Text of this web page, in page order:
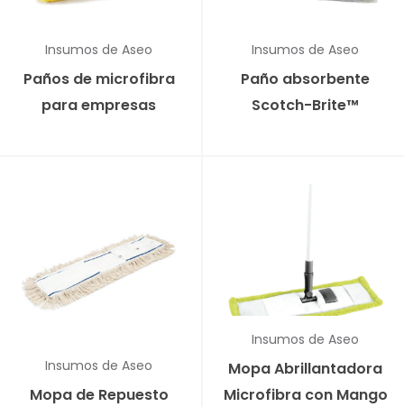
Insumos de Aseo
Paños de microfibra
para empresas
Insumos de Aseo
Paño absorbente
Scotch-Brite™
Insumos de Aseo
Mopa de Repuesto
Insumos de Aseo
Mopa Abrillantadora
Microfibra con Mango